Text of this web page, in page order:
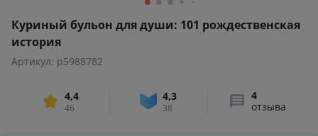
Куриный бульон для души: 101 рождественская
история
Артикул: p5988782
4,4
46
4,3
38
4
отзыва